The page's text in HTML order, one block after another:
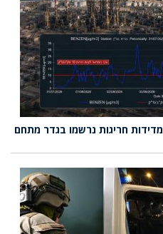
הבנזן שוב מעל הקו האדום: 130 מדידות חריגות נרשמו בגדר מתחם